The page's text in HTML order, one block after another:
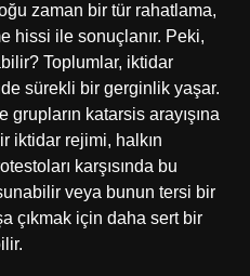
zaman bir tür rahatlama,
hissi ile sonuçlanır. Peki,
Toplumlar, iktidar
sürekli bir gerginlik yaşar.
katarsis arayışına
iktidar rejimi, halkın
karşısında bu
veya bunun tersi bir
çıkmak için daha sert bir